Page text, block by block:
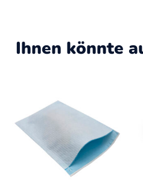
Ihnen könnte